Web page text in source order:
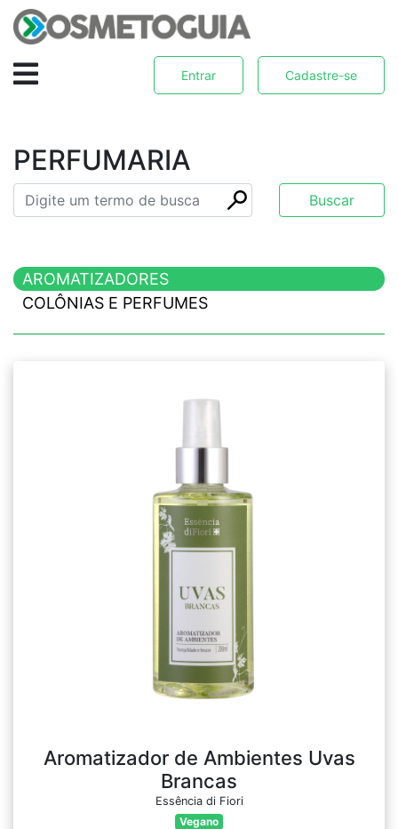
Entrar Cadastre-se
PERFUMARIA
AROMATIZADORES
COLÔNIAS E PERFUMES
Aromatizador de Ambientes Uvas
Brancas
Essência di Fiori
Vegano